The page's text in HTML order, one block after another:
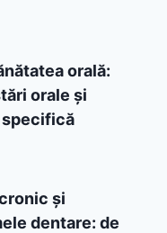
orală:
orale și
și
dentare: de